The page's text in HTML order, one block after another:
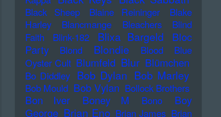
Black Sheep Blaine Reininger
Blake
Harley
Blancmange Bleachers
Blind
Faith
Blink-182 Blixa Bargeld
Bloc
Party
Blond Blondie Blood
Blue
Oyster Cult Blumfeld Blur Blümchen
Bo Diddley Bob Dylan Bob Marley
Bob Mould Bob Vylan Bollock Brothers
Bon Iver Boney M Bono
Boy
George Brian Eno Brian James Brian